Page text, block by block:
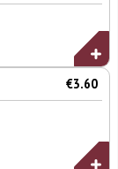
€3.60